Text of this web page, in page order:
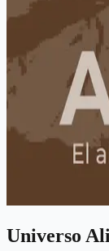
Universo